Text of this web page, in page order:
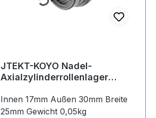
JTEKT-KOYO Nadel-
Axialzylinderrollenlager
Innen 17mm Außen 30mm Breite
25mm Gewicht 0,05kg